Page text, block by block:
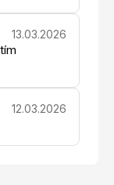
13.03.2026
12.03.2026